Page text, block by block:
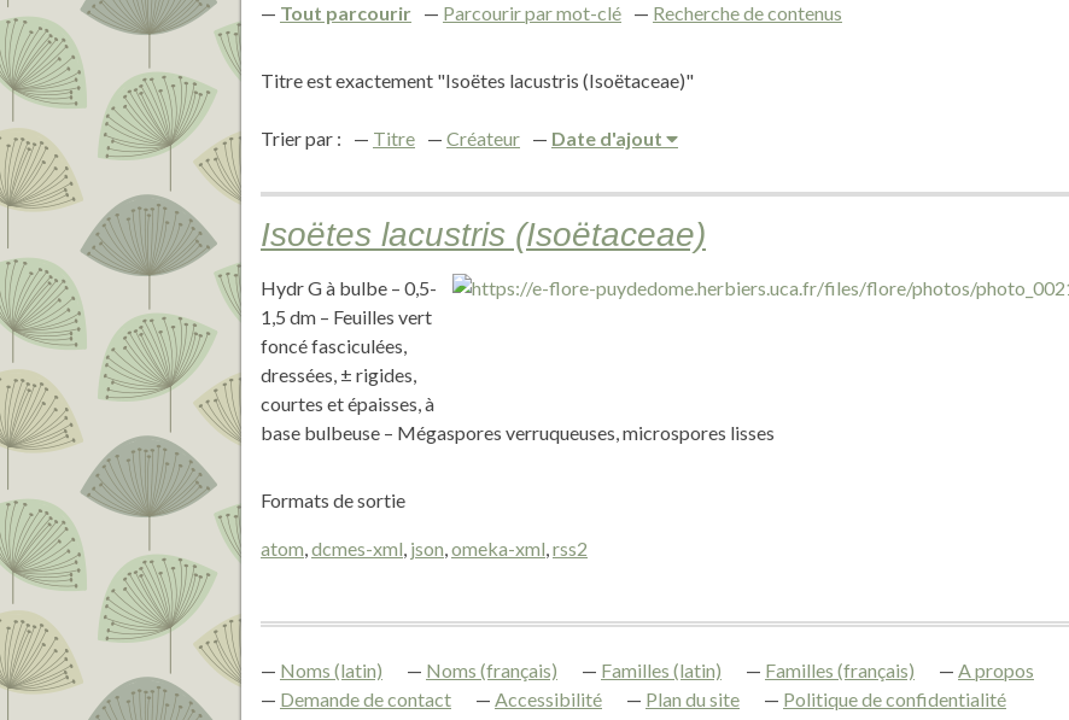
Tout parcourir Parcourir par mot-clé Recherche de contenus
Titre est exactement "Isoëtes lacustris (Isoëtaceae)"
Trier par : Titre Créateur Date d'ajout
Isoëtes lacustris (Isoëtaceae)
Hydr G à bulbe – 0,5-
1,5 dm – Feuilles vert
foncé fasciculées,
dressées, ± rigides,
courtes et épaisses, à
base bulbeuse – Mégaspores verruqueuses, microspores lisses
Formats de sortie
atom,dcmes-xml, json,omeka-xml,rss2
Noms (latin) Noms (français) Familles (latin) Familles (français)
A propos
Demande de contact
Accessibilité Plan du site Politique de confidentialité